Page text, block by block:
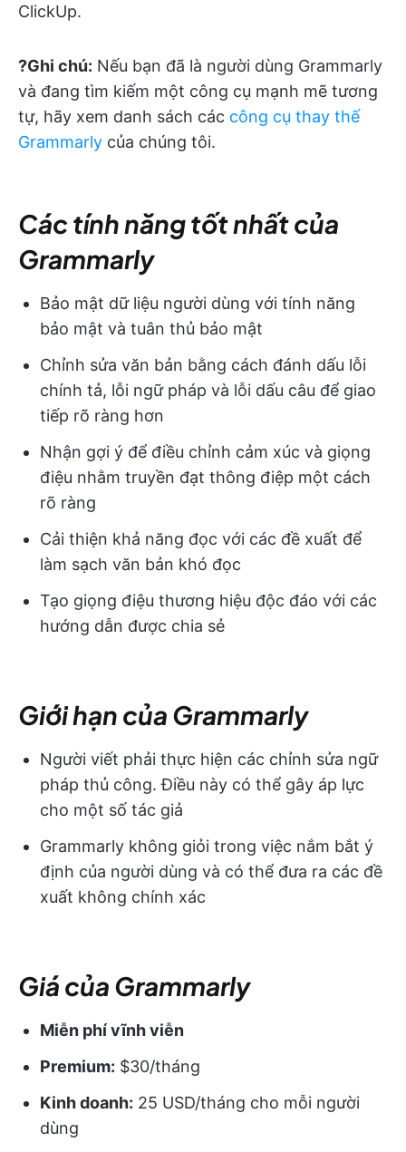
ClickUp.
?Ghi chú: Nếu bạn đã là người dùng Grammarly
và đang tìm kiếm một công cụ mạnh mẽ tương
tự, hãy xem danh sách các công cụ thay thế
Grammarly của chúng tôi.
Các tính năng tốt nhất của
Grammarly
Bảo mật dữ liệu người dùng với tính năng
bảo mật và tuân thủ bảo mật
Chỉnh sửa văn bản bằng cách đánh dấu lỗi
chính tả, lỗi ngữ pháp và lỗi dấu câu để giao
tiếp rõ ràng hơn
Nhận gợi ý để điều chỉnh cảm xúc và giọng
điệu nhằm truyền đạt thông điệp một cách
rõ ràng
Cải thiện khả năng đọc với các đề xuất để
làm sạch văn bản khó đọc
Tạo giọng điệu thương hiệu độc đáo với các
hướng dẫn được chia sẻ
Giới hạn của Grammarly
Người viết phải thực hiện các chỉnh sửa ngữ
pháp thủ công. Điều này có thể gây áp lực
cho một số tác giả
Grammarly không giỏi trong việc nắm bắt ý
định của người dùng và có thể đưa ra các đề
xuất không chính xác
Giá của Grammarly
Miễn phí vĩnh viễn
Premium: $30/tháng
Kinh doanh: 25 USD/tháng cho mỗi người
dùng